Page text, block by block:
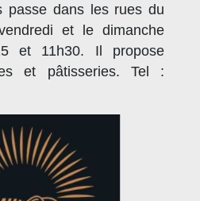
passe dans les rues du
et le dimanche
et 11h30. Il propose
et pâtisseries. Tel :